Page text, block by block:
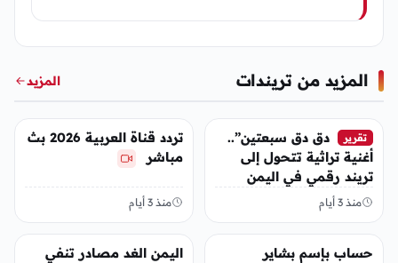
المزيد من تريندات المزيد
تريندات
تقرير
دق دق سبعتين”..
أغنية تراثية تتحول إلى
تريند رقمي في اليمن
منذ 3 أيام
تريندات
تردد قناة العربية 2026 بث
مباشر
منذ 3 أيام
تريندات
حساب بإسم بشاير
تريندات
اليمن الغد مصادر تنفي